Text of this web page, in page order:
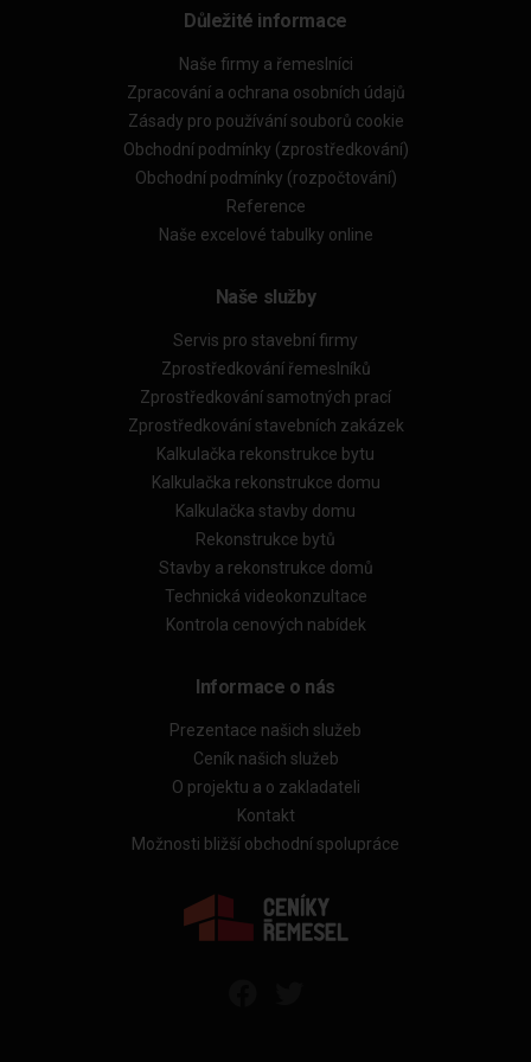
Důležité informace
Naše firmy a řemeslníci
Zpracování a ochrana osobních údajů
Zásady pro používání souborů cookie
Obchodní podmínky (zprostředkování)
Obchodní podmínky (rozpočtování)
Reference
Naše excelové tabulky online
Naše služby
Servis pro stavební firmy
Zprostředkování řemeslníků
Zprostředkování samotných prací
Zprostředkování stavebních zakázek
Kalkulačka rekonstrukce bytu
Kalkulačka rekonstrukce domu
Kalkulačka stavby domu
Rekonstrukce bytů
Stavby a rekonstrukce domů
Technická videokonzultace
Kontrola cenových nabídek
Informace o nás
Prezentace našich služeb
Ceník našich služeb
O projektu a o zakladateli
Kontakt
Možnosti bližší obchodní spolupráce